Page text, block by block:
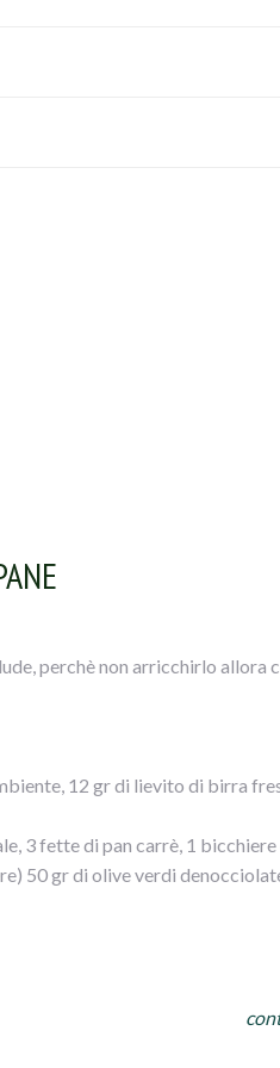
perchè non arricchirlo allora
12 gr di lievito di birra
3 fette di pan carrè, 1 bicchiere
50 gr di olive verdi
per 15 minuti fino ad ottenere